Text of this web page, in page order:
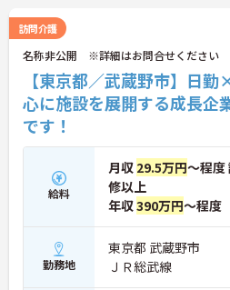
ご興味を持たれた方は面接対策ポイ
細などお話しいたしますのでお気軽に
下さい。
訪問介護
名称非公開 ※詳細はお問合せください
【東京都／武蔵野市】日
心に施設を展開する成長企
です！
給料
月収 29.5万円～程
修以上
年収390万円～程度
勤務地
東京都 武蔵野市
ＪＲ総武線